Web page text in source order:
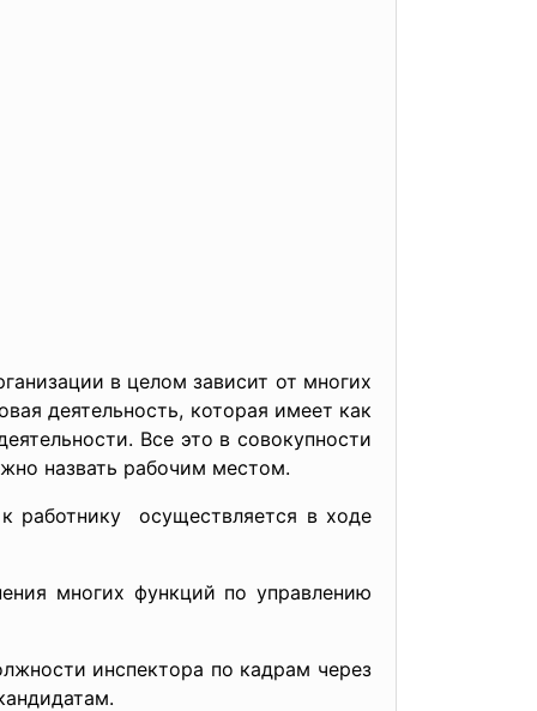
в целом зависит от многих
деятельность, которая имеет как
Все это в совокупности
назвать рабочим местом.
работнику осуществляется в ходе
многих функций по управлению
инспектора по кадрам через